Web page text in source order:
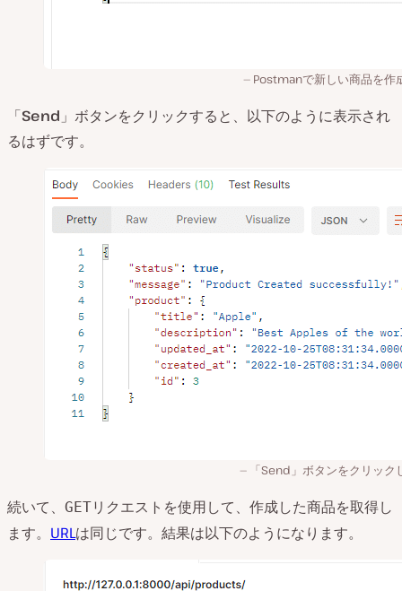
Postmanで新しい商品を作
「Send 」ボタンをクリックすると、以下のように表示され
るはずです。
「Send」ボタンをクリック
続いて、 GETリクエストを使用して、作成した商品を取得し
ます。 URLは同じです。結果は以下のようになります。